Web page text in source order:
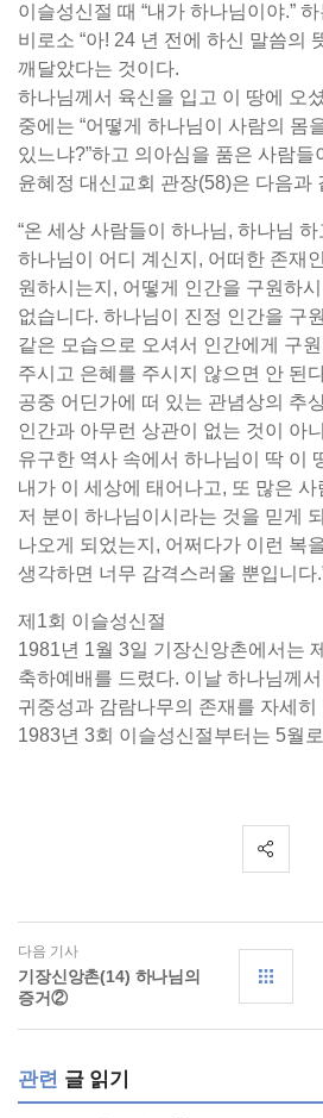
이슬성신절 때 “내가 하나님이야.”
비로소 “아! 24 년 전에 하신 말씀의
깨달았다는 것이다.
하나님께서 육신을 입고 이 땅에 오
중에는 “어떻게 하나님이 사람의 몸
있느냐?”하고 의아심을 품은 사람들
윤혜정 대신교회 관장(58)은 다음과
“온 세상 사람들이 하나님, 하나님
하나님이 어디 계신지, 어떠한 존재
원하시는지, 어떻게 인간을 구원하
없습니다. 하나님이 진정 인간을 구
같은 모습으로 오셔서 인간에게 구
주시고 은혜를 주시지 않으면 안 된
공중 어딘가에 떠 있는 관념상의 추
인간과 아무런 상관이 없는 것이 아
유구한 역사 속에서 하나님이 딱 이
내가 이 세상에 태어나고, 또 많은 사
저 분이 하나님이시라는 것을 믿게
나오게 되었는지, 어쩌다가 이런 복
생각하면 너무 감격스러울 뿐입니다
제1회 이슬성신절
1981년 1월 3일 기장신앙촌에서는
축하예배를 드렸다. 이날 하나님께
귀중성과 감람나무의 존재를 자세히
1983년 3회 이슬성신절부터는 5월
다음 기사
기장신앙촌(14) 하나님의
증거②
관련 글 읽기